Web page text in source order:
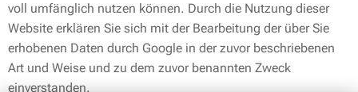
voll umfänglich nutzen können. Durch die Nutzung dieser
Website erklären Sie sich mit der Bearbeitung der über Sie
erhobenen Daten durch Google in der zuvor beschriebenen
Art und Weise und zu dem zuvor benannten Zweck
einverstanden.